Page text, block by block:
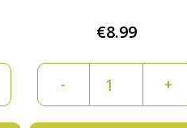
€8.99
-
knoflook
per
+